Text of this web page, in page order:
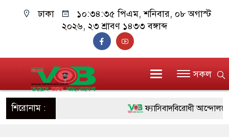
ঢাকা ১০:৩৪:৩৬ পিএম, শনিবার, ০৮ অগাস্ট
২০২৬, ২৩ শ্রাবণ ১৪৩৩ বঙ্গাব্দ
সকল
শিরোনাম : ফ্যাসিবাদবিরোধী আন্দোলনে